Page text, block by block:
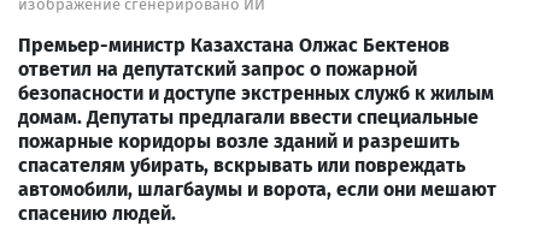
изображение сгенерировано ИИ
Премьер-министр Казахстана Олжас Бектенов
ответил на депутатский запрос о пожарной
безопасности и доступе экстренных служб к жилым
домам. Депутаты предлагали ввести специальные
пожарные коридоры возле зданий и разрешить
спасателям убирать, вскрывать или повреждать
автомобили, шлагбаумы и ворота, если они мешают
спасению людей.